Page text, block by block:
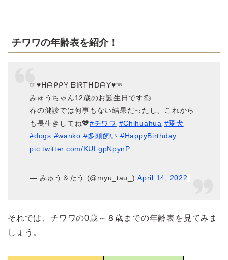
チワワの年齢表を紹介！
☞♥ᕼᗩᑭᑭY ᗷIᖇTᕼᗞᗩY♥☜
みゅうちゃん12歳のお誕生日です🎂
春の健診では何事もない結果だったし、これから
も長生きしてね💖#チワワ #Chihuahua #愛犬
#dogs #wanko #多頭飼い #HappyBirthday
pic.twitter.com/KULgpNpynP
— みゅう＆たう (@myu_tau_)April 14, 2022
それでは、チワワの0歳～８歳までの年齢表を見てみま
しょう。